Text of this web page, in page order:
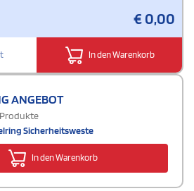
€0,00
In den Warenkorb
ANGEBOT
Sicherheitsweste
In den Warenkorb